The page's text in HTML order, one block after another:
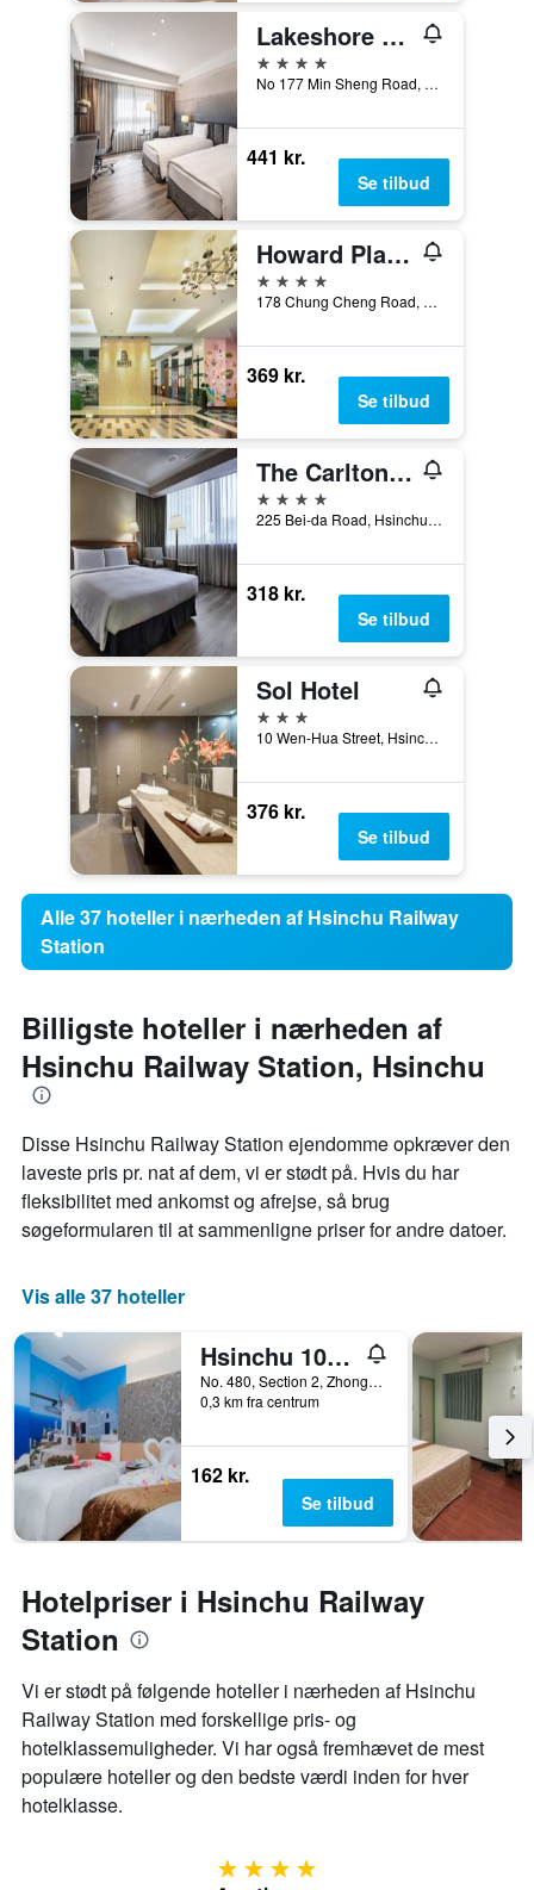
Lakeshore Hotel Metropolis
4 stjerner
No 177 Min Sheng Road, Hsinchu, Taiwan
441 kr.
Se tilbud
Howard Plaza Hotel Hsinchu
4 stjerner
178 Chung Cheng Road, Hsinchu, Taiwan
369 kr.
Se tilbud
The Carlton Hsinchu
4 stjerner
225 Bei-da Road, Hsinchu, Taiwan
318 kr.
Se tilbud
Sol Hotel
3 stjerner
10 Wen-Hua Street, Hsinchu, Taiwan
376 kr.
Se tilbud
Alle 37 hoteller i nærheden af Hsinchu Railway
Station
Billigste hoteller i nærheden af
Hsinchu Railway Station, Hsinchu
Disse Hsinchu Railway Station ejendomme opkræver den
laveste pris pr. nat af dem, vi er stødt på. Hvis du har
fleksibilitet med ankomst og afrejse, så brug
søgeformularen til at sammenligne priser for andre datoer.
Vis alle 37 hoteller
Hsinchu 101 Inn
No. 480, Section 2, Zhonghua Road, Hsinchu, Taiwan
0,3 km fra centrum
162 kr.
Se tilbud
Hotelpriser i Hsinchu Railway
Station
Vi er stødt på følgende hoteller i nærheden af ​​Hsinchu
Railway Station med forskellige pris- og
hotelklassemuligheder. Vi har også fremhævet de mest
populære hoteller og den bedste værdi inden for hver
hotelklasse.
4 stjerner